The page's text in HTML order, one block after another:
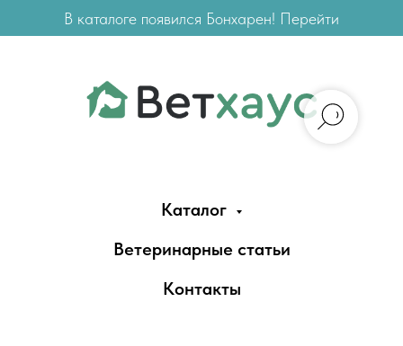
В каталоге появился Бонхарен! Перейти
Каталог
Ветеринарные статьи
Контакты